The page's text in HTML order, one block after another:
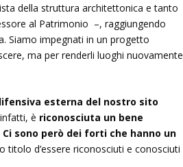
della struttura architettonica e tanto
al Patrimonio –, raggiungendo
Siamo impegnati in un progetto
ma per renderli luoghi nuovamente
esterna del nostro sito
è riconosciuta un bene
sono però dei forti che hanno un
titolo d’essere riconosciuti e conosciuti